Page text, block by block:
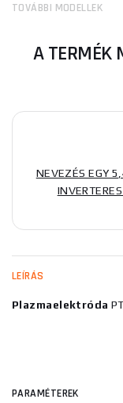
TOVÁBBI MODELLEK
A TERMÉK
NEVEZÉS EGY
LEÍRÁS
Plazmaelektróda
PARAMÉTEREK